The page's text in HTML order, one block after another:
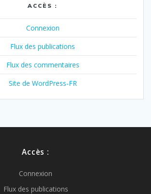
ACCÈS :
Connexion
Flux des publications
Flux des commentaires
Site de WordPress-FR
Accès :
Connexion
Flux des publications